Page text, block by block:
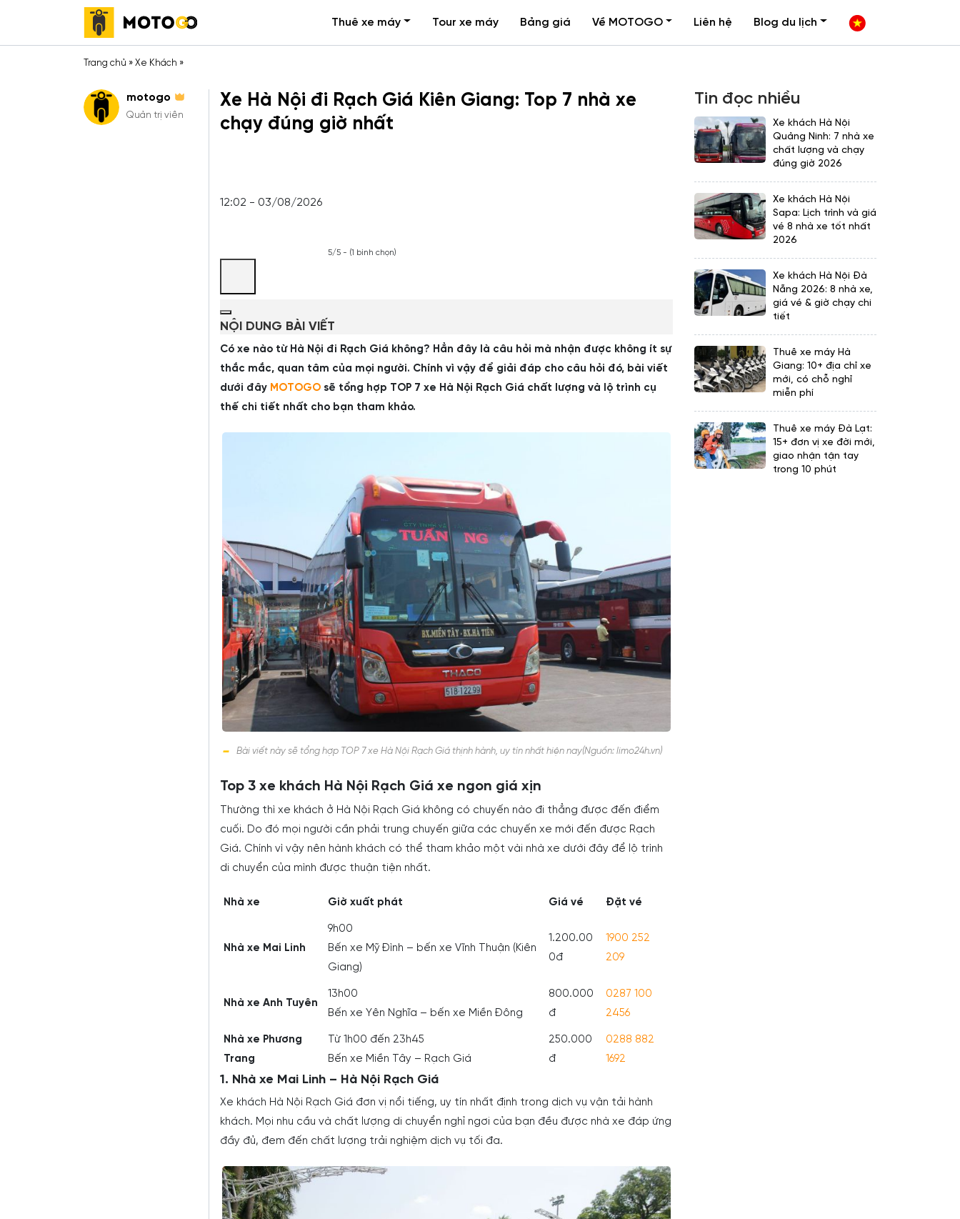
Thuê xe máy Tour xe máy Bảng giá Về MOTOGO Liên hệ Blog du lịch
Trang chủ » Xe Khách »
motogo
Quản trị viên
Xe Hà Nội đi Rạch Giá Kiên Giang: Top 7 nhà xe
chạy đúng giờ nhất
12:02 - 03/08/2026
5/5 - (1 bình chọn)
NỘI DUNG BÀI VIẾT
Có xe nào từ Hà Nội đi Rạch Giá không? Hẳn đây là câu hỏi mà nhận được không ít sự
thắc mắc, quan tâm của mọi người. Chính vì vậy để giải đáp cho câu hỏi đó, bài viết
dưới đây MOTOGO sẽ tổng hợp TOP 7 xe Hà Nội Rạch Giá chất lượng và lộ trình cụ
thế chi tiết nhất cho bạn tham khảo.
Bài viết này sẽ tổng hợp TOP 7 xe Hà Nội Rạch Giá thịnh hành, uy tín nhất hiện nay(Nguồn: limo24h.vn)
Top 3 xe khách Hà Nội Rạch Giá xe ngon giá xịn
Thường thì xe khách ở Hà Nội Rạch Giá không có chuyến nào đi thẳng được đến điểm
cuối. Do đó mọi người cần phải trung chuyến giữa các chuyến xe mới đến được Rạch
Giá. Chính vì vậy nên hành khách có thể tham khảo một vài nhà xe dưới đây để lộ trình
di chuyển của mình được thuận tiện nhất.
Nhà xe Giờ xuất phát Giá vé Đặt vé
Nhà xe Mai Linh
9h00
Bến xe Mỹ Đình – bến xe Vĩnh Thuận (Kiên
Giang)
1.200.00
0đ
1900 252
209
Nhà xe Anh Tuyên
13h00
Bến xe Yên Nghĩa – bến xe Miền Đông
800.000
đ
0287 100
2456
Nhà xe Phương
Trang
Từ 1h00 đến 23h45
Bến xe Miền Tây – Rạch Giá
250.000
đ
0288 882
1692
1. Nhà xe Mai Linh – Hà Nội Rạch Giá
Xe khách Hà Nội Rạch Giá đơn vị nổi tiếng, uy tín nhất định trong dịch vụ vận tải hành
khách. Mọi nhu cầu và chất lượng di chuyển nghỉ ngơi của bạn đều được nhà xe đáp ứng
đầy đủ, đem đến chất lượng trải nghiệm dịch vụ tối đa.
Tin đọc nhiều
Xe khách Hà Nội
Quảng Ninh: 7 nhà xe
chất lượng và chạy
đúng giờ 2026
Xe khách Hà Nội
Sapa: Lịch trình và giá
vé 8 nhà xe tốt nhất
2026
Xe khách Hà Nội Đà
Nẵng 2026: 8 nhà xe,
giá vé & giờ chạy chi
tiết
Thuê xe máy Hà
Giang: 10+ địa chỉ xe
mới, có chỗ nghỉ
miễn phí
Thuê xe máy Đà Lạt:
15+ đơn vị xe đời mới,
giao nhận tận tay
trong 10 phút